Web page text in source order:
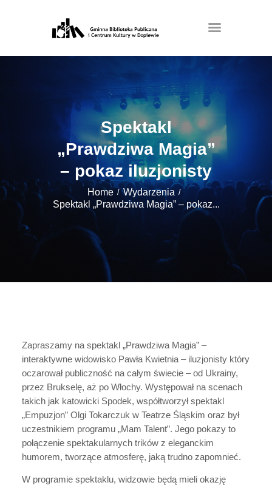
Spektakl
„Prawdziwa Magia”
– pokaz iluzjonisty
Home
Wydarzenia
Spektakl „Prawdziwa Magia” – pokaz...
Zapraszamy na spektakl „Prawdziwa Magia” –
interaktywne widowisko Pawła Kwietnia – iluzjonisty który
oczarował publiczność na całym świecie – od Ukrainy,
przez Brukselę, aż po Włochy. Występował na scenach
takich jak katowicki Spodek, współtworzył spektakl
„Empuzjon” Olgi Tokarczuk w Teatrze Śląskim oraz był
uczestnikiem programu „Mam Talent”. Jego pokazy to
połączenie spektakularnych trików z eleganckim
humorem, tworzące atmosferę, jaką trudno zapomnieć.
W programie spektaklu, widzowie będą mieli okazję